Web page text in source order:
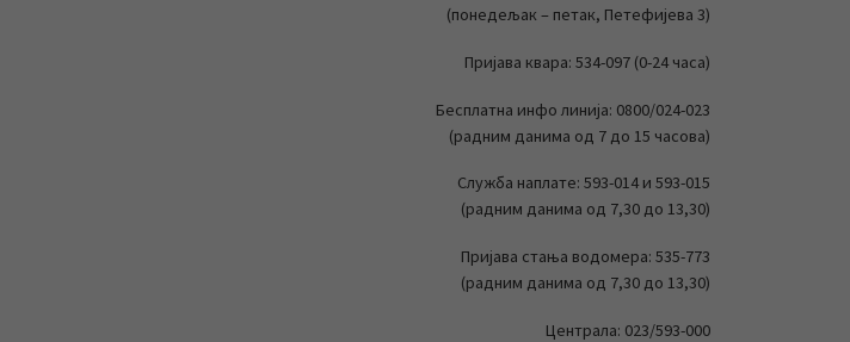
(понедељак – петак, Петефијева 3)
Пријава квара: 534-097 (0-24 часа)
Бесплатна инфо линија: 0800/024-023
(радним данима од 7 до 15 часова)
Служба наплате: 593-014 и 593-015
(радним данима од 7,30 до 13,30)
Пријава стања водомера: 535-773
(радним данима од 7,30 до 13,30)
Централа: 023/593-000